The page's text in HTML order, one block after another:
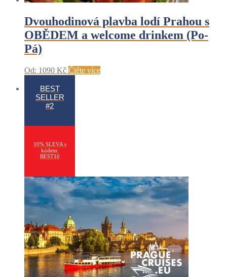
Dvouhodinová plavba lodí Prahou s
OBĚDEM a welcome drinkem (Po-
Pá)
Od: 1090 Kč Čtěte více
BEST
SELLER
#2
10% SLEVA s
kódem:
BEST10